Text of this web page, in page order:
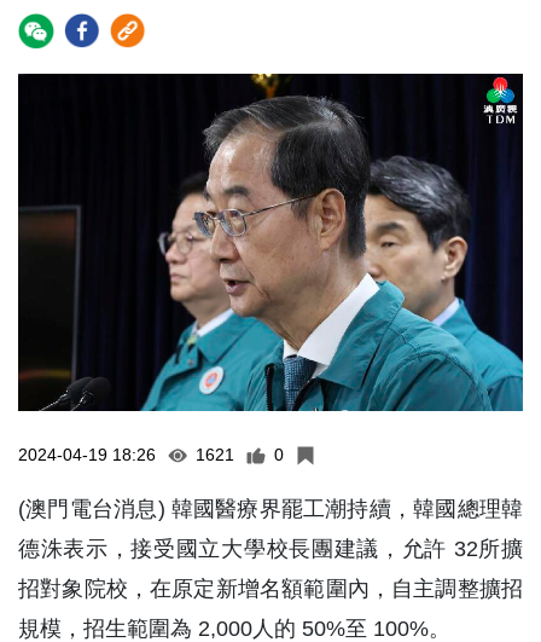
2024-04-19 18:26 1621 0
(澳門電台消息) 韓國醫療界罷工潮持續，韓國總理韓
德洙表示，接受國立大學校長團建議，允許 32所擴
招對象院校，在原定新增名額範圍內，自主調整擴招
規模，招生範圍為 2,000人的 50%至 100%。